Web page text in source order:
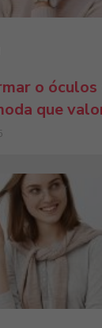
o óculos
que